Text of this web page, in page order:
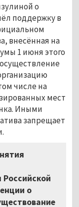
о
поддержку в
внесённая на
1 июня этого
числе на
мест
Иными
запрещает
о